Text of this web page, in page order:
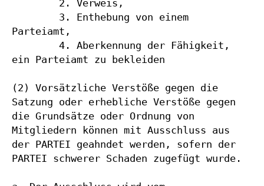
Parteiamt,
ein Parteiamt zu bekleiden
(2) Vorsätzliche Verstöße gegen die
Satzung oder erhebliche Verstöße gegen
die Grundsätze oder Ordnung von
Mitgliedern können mit Ausschluss aus
der PARTEI geahndet werden, sofern der
PARTEI schwerer Schaden zugefügt wurde.